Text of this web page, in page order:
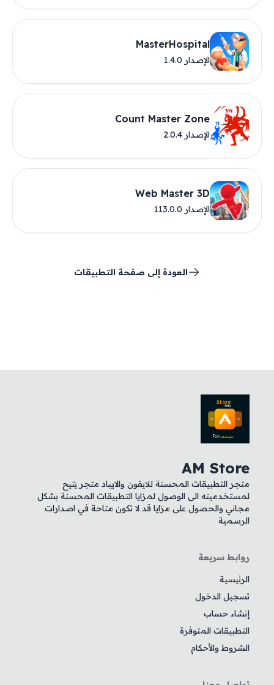
MasterHospital
الإصدار 1.4.0
Count Master Zone
الإصدار 2.0.4
Web Master 3D
الإصدار 113.0.0
العودة إلى صفحة التطبيقات
AM Store
متجر التطبيقات المحسنة للايفون والايباد متجر يتيح
لمستخدمينه الى الوصول لمزايا التطبيقات المحسنة بشكل
مجاني والحصول على مزايا قد لا تكون متاحة في اصدارات
الرسمية
روابط سريعة
الرئيسية
تسجيل الدخول
إنشاء حساب
التطبيقات المتوفرة
الشروط والأحكام